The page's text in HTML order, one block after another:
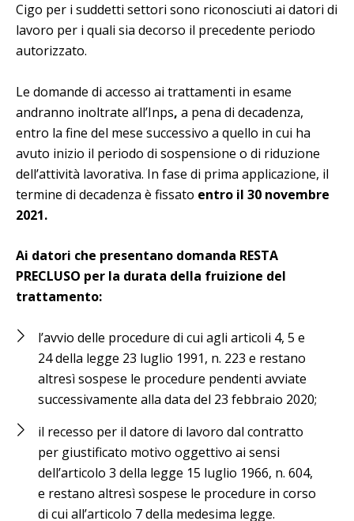
Cigo per i suddetti settori sono riconosciuti ai datori di
lavoro per i quali sia decorso il precedente periodo
autorizzato.
Le domande di accesso ai trattamenti in esame
andranno inoltrate all’Inps, a pena di decadenza,
entro la fine del mese successivo a quello in cui ha
avuto inizio il periodo di sospensione o di riduzione
dell’attività lavorativa. In fase di prima applicazione, il
termine di decadenza è fissato entro il 30 novembre
2021.
Ai datori che presentano domanda RESTA
PRECLUSO per la durata della fruizione del
trattamento:
l’avvio delle procedure di cui agli articoli 4, 5 e
24 della legge 23 luglio 1991, n. 223 e restano
altresì sospese le procedure pendenti avviate
successivamente alla data del 23 febbraio 2020;
il recesso per il datore di lavoro dal contratto
per giustificato motivo oggettivo ai sensi
dell’articolo 3 della legge 15 luglio 1966, n. 604,
e restano altresì sospese le procedure in corso
di cui all’articolo 7 della medesima legge.